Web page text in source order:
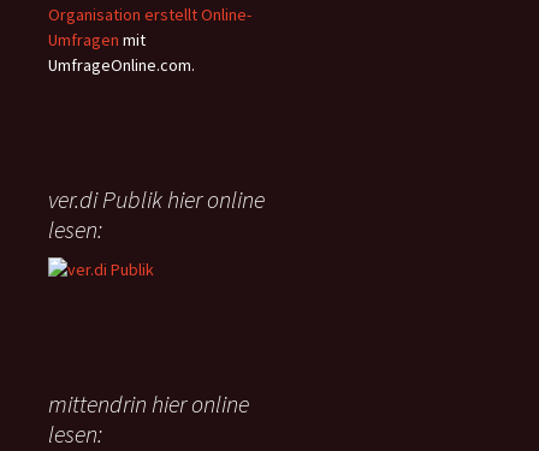
Flexibilität soll zudem ein
„Meine-Zeit-Konto“ sorgen,
über das Beschäftigte selbst
(NRettDG) beschlossen. Der
wichtigste Inhalt dieses
Gesetzes ist die
erstmalig landesweit rechtlich
geregelt wird.
Organisation erstellt Online-
Umfragen mit
UmfrageOnline.com.
ver.di Publik hier online
lesen:
mittendrin hier online
lesen: